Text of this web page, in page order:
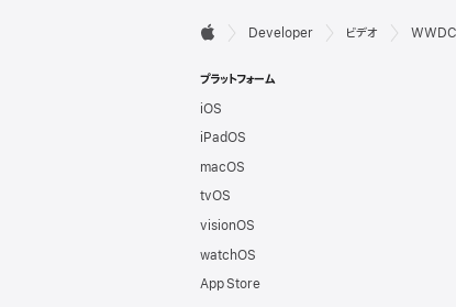
デ
ベ
ロ
ッ
パ
向

Developer ビデオ
プラットフォーム
iOS
iPadOS
macOS
tvOS
visionOS
watchOS
App Store